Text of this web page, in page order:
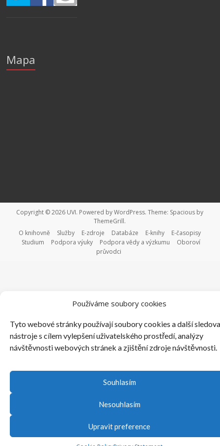
Používáme soubory cookies
Tyto webové stránky používají soubory cookies a další
nástroje s cílem vylepšení uživatelského prostředí, analýzy
návštěvnosti webových stránek a zjištění zdroje návštěvnosti.
Souhlasím
Nesouhlasím
Upravit preference
Mapa
Copyright © 2026 UVI. Powered byWordPress. Theme: Spacious by
ThemeGrill.
O knihovně
Služby E-zdroje Databáze E-knihy
E-časopisy
Studium
Podpora výuky Podpora vědy a výzkumu
Oboroví
průvodci